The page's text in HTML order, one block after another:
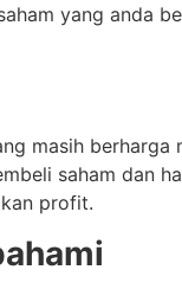
yang anda
masih berharga
saham dan
profit.